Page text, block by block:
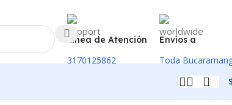
Linea de Atención
3170125862
Envíos a
Toda